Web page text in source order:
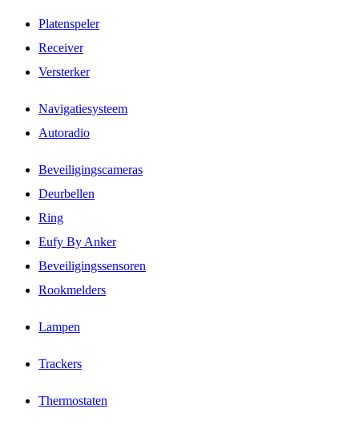
Platenspeler
Receiver
Versterker
Navigatiesysteem
Autoradio
Beveiligingscameras
Deurbellen
Ring
Eufy By Anker
Beveiligingssensoren
Rookmelders
Lampen
Trackers
Thermostaten